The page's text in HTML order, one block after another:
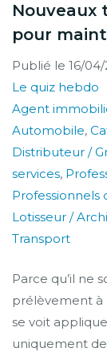
Nouveaux
pour
Publié le 16/
Le quiz hebdo
Agent
Automobile,
Distributeur /
services,
Professionnels
Lotisseur /
Transport
Parce qu’il ne
prélèvement à
se voit
uniquement de